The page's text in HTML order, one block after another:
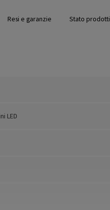
Resi e garanzie Stato prodotti
LED